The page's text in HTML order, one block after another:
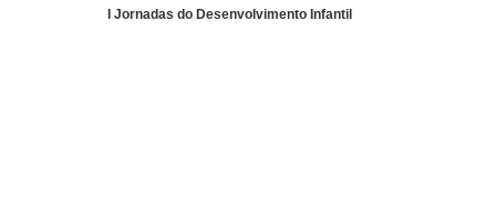
I Jornadas do Desenvolvimento Infantil